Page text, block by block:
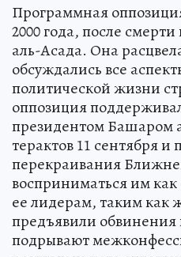
Программная
2000 года, после
аль-Асада. Она
обсуждались все
политической жизни
оппозиция
президентом Башаром
терактов 11 сентября и
перекраивания
восприниматься им
ее лидерам, таким как
предъявили обвинения
подрывают